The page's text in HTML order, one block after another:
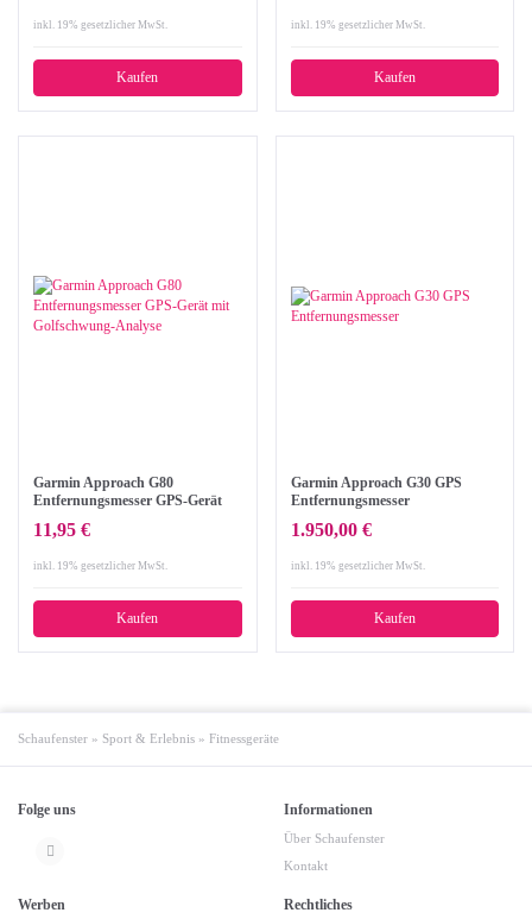
inkl. 19% gesetzlicher MwSt.
Kaufen
inkl. 19% gesetzlicher MwSt.
Kaufen
Garmin Approach G80
Entfernungsmesser GPS-Gerät
11,95 €
inkl. 19% gesetzlicher MwSt.
Kaufen
Garmin Approach G30 GPS
Entfernungsmesser
1.950,00 €
inkl. 19% gesetzlicher MwSt.
Kaufen
Schaufenster » Sport & Erlebnis » Fitnessgeräte
Folge uns Informationen
Über Schaufenster
Kontakt
Werben Rechtliches